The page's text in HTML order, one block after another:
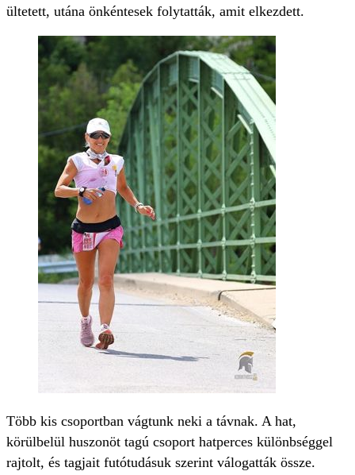
ültetett, utána önkéntesek folytatták, amit elkezdett.
Több kis csoportban vágtunk neki a távnak. A hat,
körülbelül huszonöt tagú csoport hatperces különbséggel
rajtolt, és tagjait futótudásuk szerint válogatták össze.